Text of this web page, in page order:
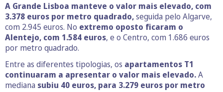
A Grande Lisboa manteve o valor mais elevado, com
3.378 euros por metro quadrado,seguida pelo Algarve,
com 2.945 euros. No extremo oposto ficaram o
Alentejo, com 1.584 euros, e o Centro, com 1.686 euros
por metro quadrado.
Entre as diferentes tipologias, os apartamentos T1
continuaram a apresentar o valor mais elevado.A
mediana subiu 40 euros, para 3.279 euros por metro